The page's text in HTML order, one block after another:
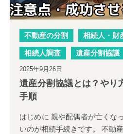
不動産の分割 相続人・財
相続人調査 遺産分割協議
2025年9月26日
遺産分割協議とは？やり
手順
はじめに 親や配偶者が亡くな
いのが相続手続きです。 不動